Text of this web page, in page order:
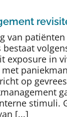
van
exposure in
op
stimuli.
[...]